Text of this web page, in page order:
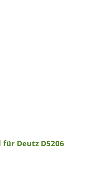
Deutz D5206